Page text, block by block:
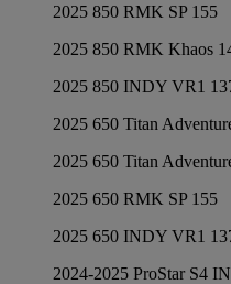
2025 850 RMK SP 155
2025 850 RMK Khaos
2025 850 INDY VR1
2025 650 Titan
2025 650 Titan
2025 650 RMK SP 155
2025 650 INDY VR1
2024-2025 ProStar S4